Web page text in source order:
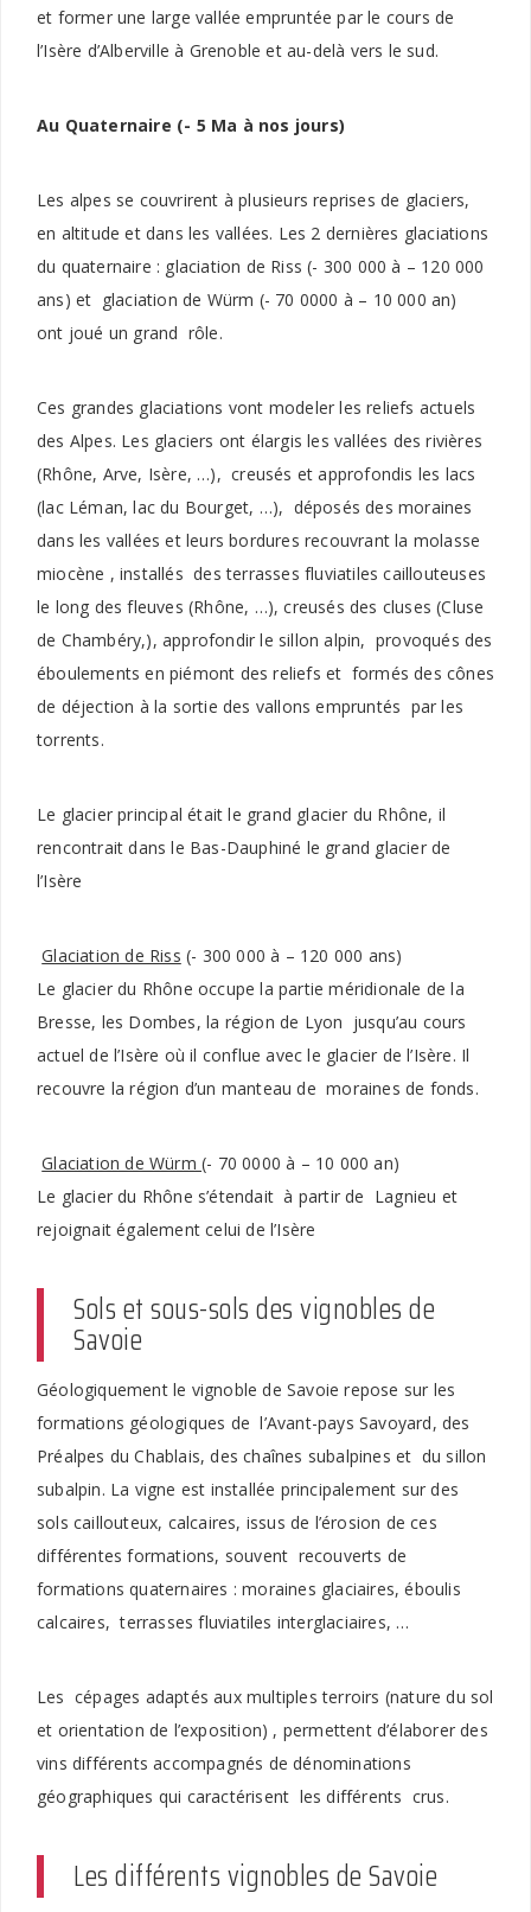
et former une large vallée empruntée par le cours de
l’Isère d’Alberville à Grenoble et au-delà vers le sud.
Au Quaternaire (- 5 Ma à nos jours)
Les alpes se couvrirent à plusieurs reprises de glaciers,
en altitude et dans les vallées. Les 2 dernières glaciations
du quaternaire : glaciation de Riss (- 300 000 à – 120 000
ans) et glaciation de Würm (- 70 0000 à – 10 000 an)
ont joué un grand rôle.
Ces grandes glaciations vont modeler les reliefs actuels
des Alpes. Les glaciers ont élargis les vallées des rivières
(Rhône, Arve, Isère, …), creusés et approfondis les lacs
(lac Léman, lac du Bourget, …), déposés des moraines
dans les vallées et leurs bordures recouvrant la molasse
miocène , installés des terrasses fluviatiles caillouteuses
le long des fleuves (Rhône, …), creusés des cluses (Cluse
de Chambéry,), approfondir le sillon alpin, provoqués des
éboulements en piémont des reliefs et formés des cônes
de déjection à la sortie des vallons empruntés par les
torrents.
Le glacier principal était le grand glacier du Rhône, il
rencontrait dans le Bas-Dauphiné le grand glacier de
l’Isère
Glaciation de Riss (- 300 000 à – 120 000 ans)
Le glacier du Rhône occupe la partie méridionale de la
Bresse, les Dombes, la région de Lyon jusqu’au cours
actuel de l’Isère où il conflue avec le glacier de l’Isère. Il
recouvre la région d’un manteau de moraines de fonds.
Glaciation de Würm(- 70 0000 à – 10 000 an)
Le glacier du Rhône s’étendait à partir de Lagnieu et
rejoignait également celui de l’Isère
Sols et sous-sols des vignobles de
Savoie
Géologiquement le vignoble de Savoie repose sur les
formations géologiques de l’Avant-pays Savoyard, des
Préalpes du Chablais, des chaînes subalpines et du sillon
subalpin. La vigne est installée principalement sur des
sols caillouteux, calcaires, issus de l’érosion de ces
différentes formations, souvent recouverts de
formations quaternaires : moraines glaciaires, éboulis
calcaires, terrasses fluviatiles interglaciaires, …
Les cépages adaptés aux multiples terroirs (nature du sol
et orientation de l’exposition) , permettent d’élaborer des
vins différents accompagnés de dénominations
géographiques qui caractérisent les différents crus.
Les différents vignobles de Savoie